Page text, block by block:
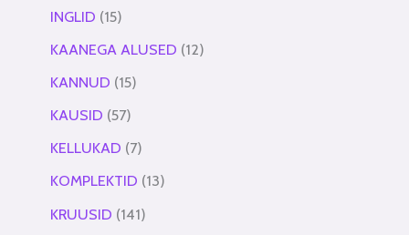
INGLID 15
KAANEGA ALUSED 12
KANNUD 15
KAUSID 57
KELLUKAD 7
KOMPLEKTID 13
KRUUSID 141